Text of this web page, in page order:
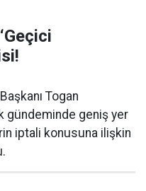
Togan
gündeminde geniş yer
iptali konusuna ilişkin